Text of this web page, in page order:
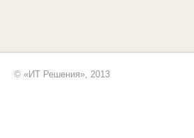
© «ИТ Решения», 2013